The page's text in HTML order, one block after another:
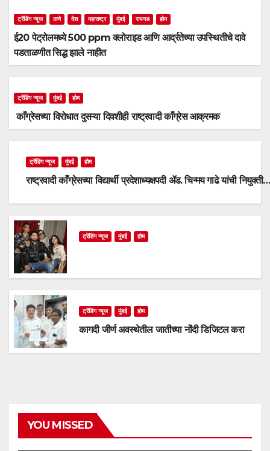
ट्रेंडिंग न्यूज ठाणे देश महाराष्ट्र मुंबई रायगड होम
ई20 पेट्रोलमध्ये 500 ppm क्लोराइड आणि आर्द्रतेच्या उपस्थितीचे दावे
पडताळणीत सिद्ध झाले नाहीत
ट्रेंडिंग न्यूज मुंबई होम
काँग्रेसच्या विरोधात दुसऱ्या दिवशीही राष्ट्रवादी काँग्रेस आक्रमक
ट्रेंडिंग न्यूज मुंबई होम
राष्ट्रवादी काँग्रेसच्या विद्यार्थी प्रदेशाध्यक्षपदी ॲड. चिन्मय गाढे यांची नियुक्ती…
ट्रेंडिंग न्यूज मुंबई होम
ट्रेंडिंग न्यूज मुंबई होम
कागदी जीर्ण अवस्थेतील जातीच्या नोंदी डिजिटल करा
YOU MISSED